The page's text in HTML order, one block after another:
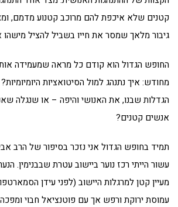
קטנים שלא איכפת להם מרוכב קטנוע מדמם,
גיבור מלאך שמסר את חייו בשביל להציל מישהו
החופש הגדול הוא קודם כל מראה שמעמידה
מחודש: איך נתנהג למול הסיטואציות
הגדלות שבנו, את האנושי והיפה – או שנגלה
אנשים קטנים?
תמיד בחופש הגדול אני נזכר בסיפור של הרב
עשור הייתי רכז נוער ביישוב עטרת שבבנימין.
מעיין קטן למרגלות היישוב (לפני עידן
עמוסת ירוקת ורפש אך עם פוטנציאל חבוי